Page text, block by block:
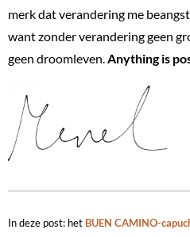
merk dat verandering me
want zonder verandering geen
geen droomleven.Anything is
In deze post: het BUEN CAMINO-